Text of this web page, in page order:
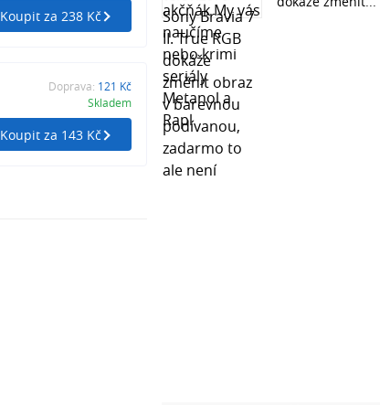
Koupit za 238 Kč
Doprava: 121 Kč
Skladem
Koupit za 143 Kč